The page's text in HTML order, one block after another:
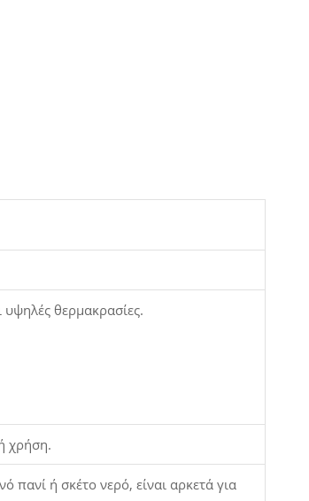
υψηλές θερμακρασίες.
χρήση.
ή σκέτο νερό, είναι αρκετά για